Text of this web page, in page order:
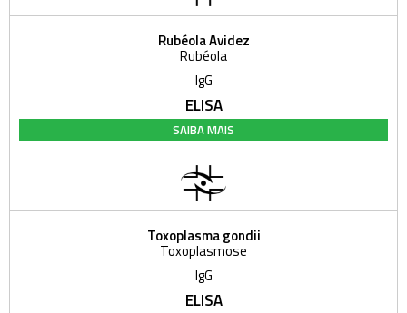
Rubéola Avidez
Rubéola
IgG
ELISA
SAIBA MAIS
Toxoplasma gondii
Toxoplasmose
IgG
ELISA